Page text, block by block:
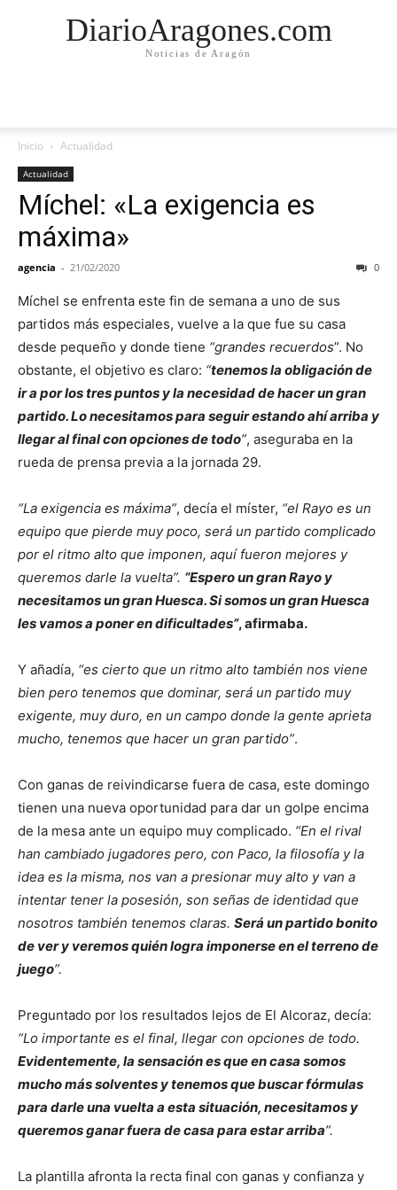
DiarioAragones.com
Noticias de Aragón
Inicio Actualidad
Actualidad
Míchel: «La exigencia es
máxima»
agencia - 21/02/2020 0
Míchel se enfrenta este fin de semana a uno de sus
partidos más especiales, vuelve a la que fue su casa
desde pequeño y donde tiene “grandes recuerdos”. No
obstante, el objetivo es claro: “tenemos la obligación de
ir a por los tres puntos y la necesidad de hacer un gran
partido. Lo necesitamos para seguir estando ahí arriba y
llegar al final con opciones de todo”, aseguraba en la
rueda de prensa previa a la jornada 29.
“La exigencia es máxima”, decía el míster, “el Rayo es un
equipo que pierde muy poco, será un partido complicado
por el ritmo alto que imponen, aquí fueron mejores y
queremos darle la vuelta”. “Espero un gran Rayo y
necesitamos un gran Huesca. Si somos un gran Huesca
les vamos a poner en dificultades”, afirmaba.
Y añadía, “es cierto que un ritmo alto también nos viene
bien pero tenemos que dominar, será un partido muy
exigente, muy duro, en un campo donde la gente aprieta
mucho, tenemos que hacer un gran partido”.
Con ganas de reivindicarse fuera de casa, este domingo
tienen una nueva oportunidad para dar un golpe encima
de la mesa ante un equipo muy complicado. “En el rival
han cambiado jugadores pero, con Paco, la filosofía y la
idea es la misma, nos van a presionar muy alto y van a
intentar tener la posesión, son señas de identidad que
nosotros también tenemos claras. Será un partido bonito
de ver y veremos quién logra imponerse en el terreno de
juego”.
Preguntado por los resultados lejos de El Alcoraz, decía:
“Lo importante es el final, llegar con opciones de todo.
Evidentemente, la sensación es que en casa somos
mucho más solventes y tenemos que buscar fórmulas
para darle una vuelta a esta situación, necesitamos y
queremos ganar fuera de casa para estar arriba”.
La plantilla afronta la recta final con ganas y confianza y